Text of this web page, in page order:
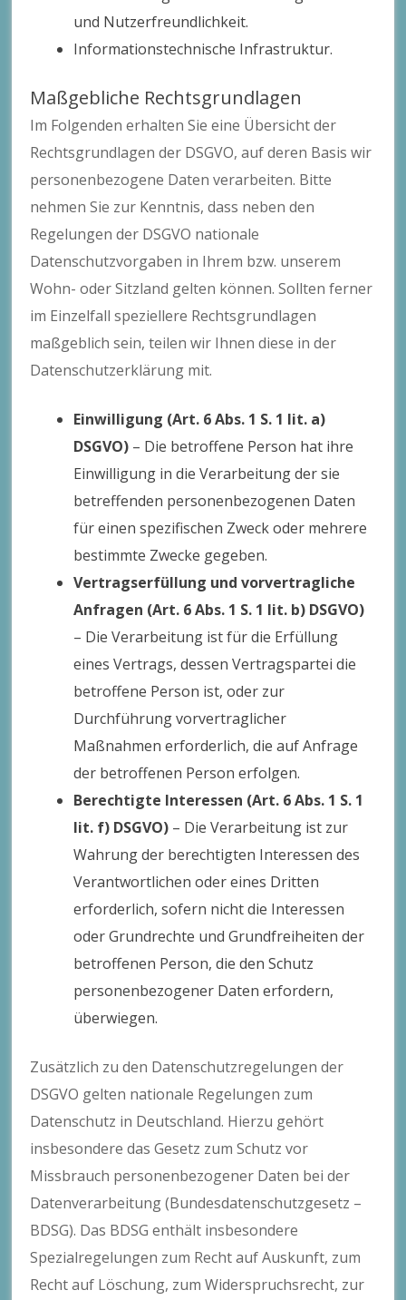
und Nutzerfreundlichkeit.
Informationstechnische Infrastruktur.
Maßgebliche Rechtsgrundlagen
Im Folgenden erhalten Sie eine Übersicht der
Rechtsgrundlagen der DSGVO, auf deren Basis wir
personenbezogene Daten verarbeiten. Bitte
nehmen Sie zur Kenntnis, dass neben den
Regelungen der DSGVO nationale
Datenschutzvorgaben in Ihrem bzw. unserem
Wohn- oder Sitzland gelten können. Sollten ferner
im Einzelfall speziellere Rechtsgrundlagen
maßgeblich sein, teilen wir Ihnen diese in der
Datenschutzerklärung mit.
Einwilligung (Art. 6 Abs. 1 S. 1 lit. a)
DSGVO) – Die betroffene Person hat ihre
Einwilligung in die Verarbeitung der sie
betreffenden personenbezogenen Daten
für einen spezifischen Zweck oder mehrere
bestimmte Zwecke gegeben.
Vertragserfüllung und vorvertragliche
Anfragen (Art. 6 Abs. 1 S. 1 lit. b) DSGVO)
– Die Verarbeitung ist für die Erfüllung
eines Vertrags, dessen Vertragspartei die
betroffene Person ist, oder zur
Durchführung vorvertraglicher
Maßnahmen erforderlich, die auf Anfrage
der betroffenen Person erfolgen.
Berechtigte Interessen (Art. 6 Abs. 1 S. 1
lit. f) DSGVO) – Die Verarbeitung ist zur
Wahrung der berechtigten Interessen des
Verantwortlichen oder eines Dritten
erforderlich, sofern nicht die Interessen
oder Grundrechte und Grundfreiheiten der
betroffenen Person, die den Schutz
personenbezogener Daten erfordern,
überwiegen.
Zusätzlich zu den Datenschutzregelungen der
DSGVO gelten nationale Regelungen zum
Datenschutz in Deutschland. Hierzu gehört
insbesondere das Gesetz zum Schutz vor
Missbrauch personenbezogener Daten bei der
Datenverarbeitung (Bundesdatenschutzgesetz –
BDSG). Das BDSG enthält insbesondere
Spezialregelungen zum Recht auf Auskunft, zum
Recht auf Löschung, zum Widerspruchsrecht, zur